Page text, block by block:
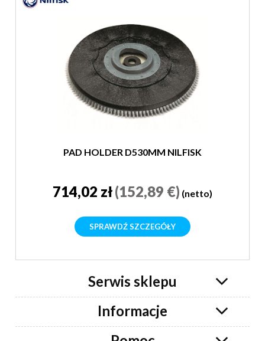
PAD HOLDER D530MM NILFISK
714,02 zł(152,89 €) (netto)
SPRAWDŹ SZCZEGÓŁY
Serwis sklepu
Informacje